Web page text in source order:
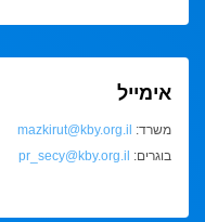
אימייל
משרד: mazkirut@kby.org.il
בוגרים: pr_secy@kby.org.il